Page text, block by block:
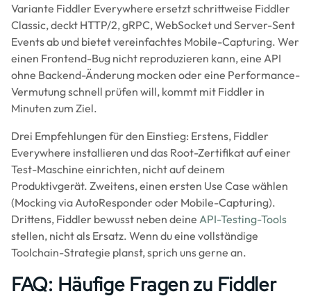
Variante Fiddler Everywhere ersetzt schrittweise Fiddler
Classic, deckt HTTP/2, gRPC, WebSocket und Server-Sent
Events ab und bietet vereinfachtes Mobile-Capturing. Wer
einen Frontend-Bug nicht reproduzieren kann, eine API
ohne Backend-Änderung mocken oder eine Performance-
Vermutung schnell prüfen will, kommt mit Fiddler in
Minuten zum Ziel.
Drei Empfehlungen für den Einstieg: Erstens, Fiddler
Everywhere installieren und das Root-Zertifikat auf einer
Test-Maschine einrichten, nicht auf deinem
Produktivgerät. Zweitens, einen ersten Use Case wählen
(Mocking via AutoResponder oder Mobile-Capturing).
Drittens, Fiddler bewusst neben deine API-Testing-Tools
stellen, nicht als Ersatz. Wenn du eine vollständige
Toolchain-Strategie planst, sprich uns gerne an.
FAQ: Häufige Fragen zu Fiddler